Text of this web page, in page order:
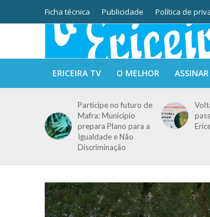
Ficha técnica Publicidade Política de
ERICEIRA TV O MELHOR ASSINAR
Participe no futuro de
Mafra: Município
prepara Plano para a
Igualdade e Não
Discriminação